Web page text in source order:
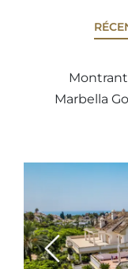
Montrant
Marbella
Previous